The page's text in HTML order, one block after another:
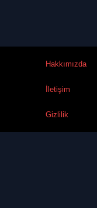
Hakkımızda
İletişim
Gizlilik